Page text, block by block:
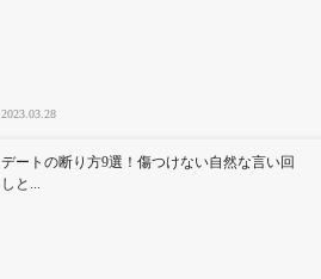
2023.03.28
デートの断り方9選！傷つけない自然な言い回
しと...